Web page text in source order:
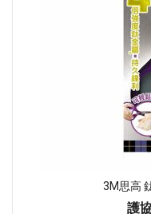
3M思高
護